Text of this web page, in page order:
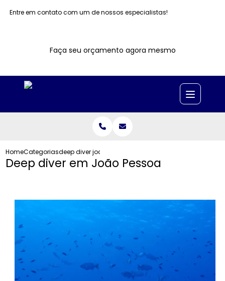
Entre em contato com um de nossos especialistas!
Faça seu orçamento agora mesmo
HomeCategoriasdeep diver joao pessoa
Deep diver em João Pessoa